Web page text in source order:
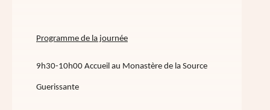
Programme de la journée
9h30-10h00 Accueil au Monastère de la Source
Guerissante